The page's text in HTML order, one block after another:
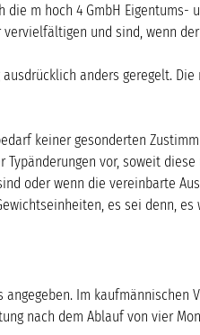
m hoch 4 GmbH Eigentums-
und sind, wenn
anders geregelt. Die
keiner gesonderten
vor, soweit
oder wenn die vereinbarte
es sei denn,
Im kaufmännischen
nach dem Ablauf von vier